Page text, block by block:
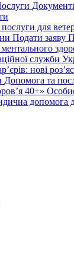
для
Подати заяву
ментального
служби
нові
Допомога та
40+»
допомога